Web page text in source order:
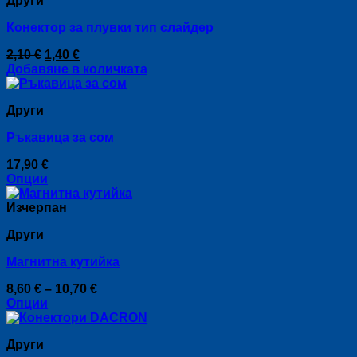
the
product
page
Конектор за плувки тип слайдер
2,10€ Original
price
was:
1,40 €Текущата
цена
е:
Добавяне в количката
Други
Ръкавица за сом
17,90 €
Опции
This
product
multiple
The
may
be
chosen
the
Изчерпан
Други
Магнитна кутийка
8,60 € – 10,70 €Price
8,60 €
Опции
This
has
Други